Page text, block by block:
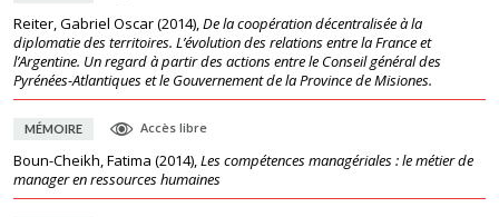
Reiter, Gabriel Oscar(2014),De la coopération décentralisée à la
diplomatie des territoires. L’évolution des relations entre la France et
l’Argentine. Un regard à partir des actions entre le Conseil général des
Pyrénées-Atlantiques et le Gouvernement de la Province de Misiones.
MÉMOIRE Accès libre
Boun-Cheikh, Fatima (2014),Les compétences managériales : le métier de
manager en ressources humaines